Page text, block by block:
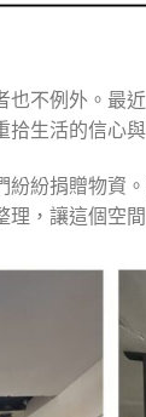
不例外。最
生活的信心與
紛捐贈物資
，讓這個空